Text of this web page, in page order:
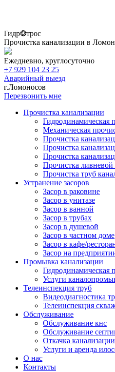
Гидр❂трос
Прочистка канализации в
Ежедневно, круглосуточно
+7 929 104 23 25
Аварийный выезд
г.Ломоносов
Перезвонить мне
Прочистка канализации
Гидродинамическая
Механическая
Прочистка
Прочистка
Прочистка
Прочистка ливневой
Прочистка труб
Устранение засоров
Засор в раковине
Засор в унитазе
Засор в ванной
Засор в трубах
Засор в душевой
Засор в частном доме
Засор в кафе/
Засор на
Промывка канализации
Гидродинамическая
Услуги
Телеинспекция труб
Видеодиагностика
Телеинспекция
Обслуживание
Обслуживание кнс
Обслуживание
Откачка канализации
Услуги и аренда
О нас
Контакты